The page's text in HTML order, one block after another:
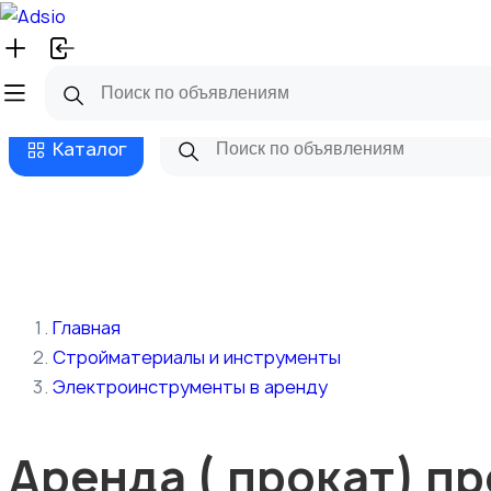
Русский
Каталог
Главная
Стройматериалы и инструменты
Электроинструменты в аренду
Аренда ( прокат)